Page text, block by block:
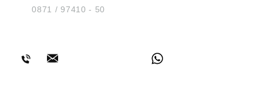
Tel.:0871 / 97410 - 50